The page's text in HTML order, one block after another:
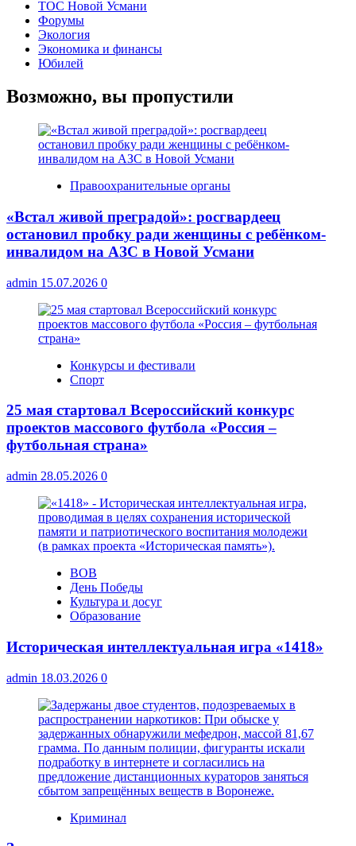
ТОС Новой Усмани
Форумы
Экология
Экономика и финансы
Юбилей
Возможно, вы пропустили
Правоохранительные органы
«Встал живой преградой»: росгвардеец
остановил пробку ради женщины с ребёнком-
инвалидом на АЗС в Новой Усмани
admin 15.07.2026 0
Конкурсы и фестивали
Спорт
25 мая стартовал Всероссийский конкурс
проектов массового футбола «Россия –
футбольная страна»
admin 28.05.2026 0
ВОВ
День Победы
Культура и досуг
Образование
Историческая интеллектуальная игра «1418»
admin 18.03.2026 0
Криминал